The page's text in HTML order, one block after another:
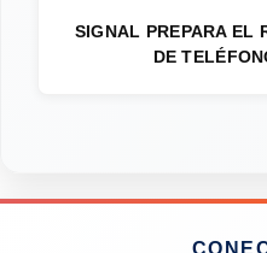
SIGNAL PREPARA EL
DE